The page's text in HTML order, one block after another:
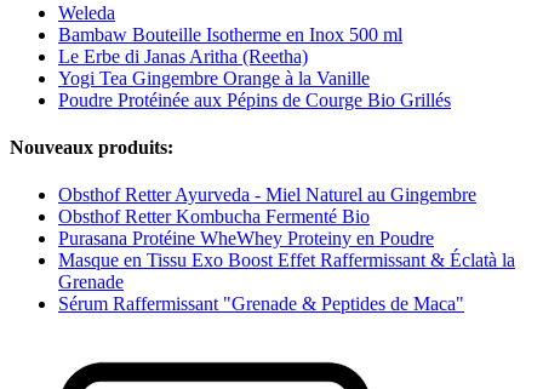
Weleda
Bambaw Bouteille Isotherme en Inox 500 ml
Le Erbe di Janas Aritha (Reetha)
Yogi Tea Gingembre Orange à la Vanille
Poudre Protéinée aux Pépins de Courge Bio Grillés
Nouveaux produits:
Obsthof Retter Ayurveda - Miel Naturel au Gingembre
Obsthof Retter Kombucha Fermenté Bio
Purasana Protéine WheWhey Proteiny en Poudre
Masque en Tissu Exo Boost Effet Raffermissant & Éclatà la
Grenade
Sérum Raffermissant "Grenade & Peptides de Maca"